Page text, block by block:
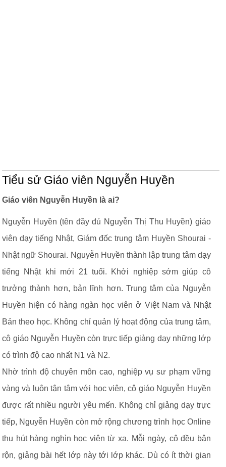
Tiểu sử Giáo viên Nguyễn Huyền
Giáo viên Nguyễn Huyền là ai?
Nguyễn Huyền (tên đầy đủ Nguyễn Thị Thu Huyền) giáo
viên dạy tiếng Nhật, Giám đốc trung tâm Huyền Shourai -
Nhật ngữ Shourai. Nguyễn Huyền thành lập trung tâm dạy
tiếng Nhật khi mới 21 tuổi. Khởi nghiệp sớm giúp cô
trưởng thành hơn, bản lĩnh hơn. Trung tâm của Nguyễn
Huyền hiện có hàng ngàn học viên ở Việt Nam và Nhật
Bản theo học. Không chỉ quản lý hoạt động của trung tâm,
cô giáo Nguyễn Huyền còn trực tiếp giảng dạy những lớp
có trình độ cao nhất N1 và N2.
Nhờ trình độ chuyên môn cao, nghiệp vụ sư phạm vững
vàng và luôn tận tâm với học viên, cô giáo Nguyễn Huyền
được rất nhiều người yêu mến. Không chỉ giảng dạy trực
tiếp, Nguyễn Huyền còn mở rộng chương trình học Online
thu hút hàng nghìn học viên từ xa. Mỗi ngày, cô đều bận
rộn, giảng bài hết lớp này tới lớp khác. Dù có ít thời gian